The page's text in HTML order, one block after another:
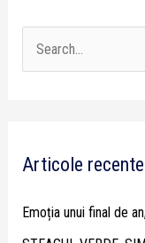
c
Articole recente
Emoția unui final de